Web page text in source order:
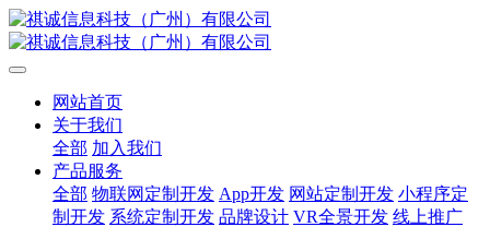
网站首页
关于我们
全部 加入我们
产品服务
全部 物联网定制开发 App开发 网站定制开发 小程序定
制开发 系统定制开发 品牌设计 VR全景开发 线上推广